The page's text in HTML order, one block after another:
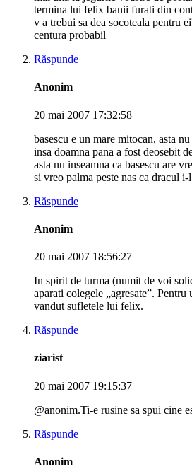
termina lui felix banii furati din
v a trebui sa dea socoteala pentru
centura probabil
Răspunde
Anonim
20 mai 2007 17:32:58
basescu e un mare mitocan, asta
insa doamna pana a fost deosebit
asta nu inseamna ca basescu are
si vreo palma peste nas ca dracul
Răspunde
Anonim
20 mai 2007 18:56:27
In spirit de turma (numit de voi
aparati colegele „agresate”.
vandut sufletele lui felix.
Răspunde
ziarist
20 mai 2007 19:15:37
@anonim.Ti-e rusine sa spui cine
Răspunde
Anonim